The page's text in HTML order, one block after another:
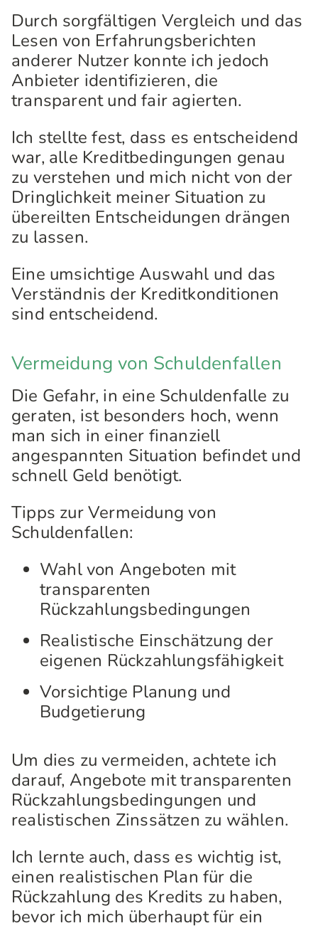
Durch sorgfältigen Vergleich und das
Lesen von Erfahrungsberichten
anderer Nutzer konnte ich jedoch
Anbieter identifizieren, die
transparent und fair agierten.
Ich stellte fest, dass es entscheidend
war, alle Kreditbedingungen genau
zu verstehen und mich nicht von der
Dringlichkeit meiner Situation zu
übereilten Entscheidungen drängen
zu lassen.
Eine umsichtige Auswahl und das
Verständnis der Kreditkonditionen
sind entscheidend.
Vermeidung von Schuldenfallen
Die Gefahr, in eine Schuldenfalle zu
geraten, ist besonders hoch, wenn
man sich in einer finanziell
angespannten Situation befindet und
schnell Geld benötigt.
Tipps zur Vermeidung von
Schuldenfallen:
Wahl von Angeboten mit
transparenten
Rückzahlungsbedingungen
Realistische Einschätzung der
eigenen Rückzahlungsfähigkeit
Vorsichtige Planung und
Budgetierung
Um dies zu vermeiden, achtete ich
darauf, Angebote mit transparenten
Rückzahlungsbedingungen und
realistischen Zinssätzen zu wählen.
Ich lernte auch, dass es wichtig ist,
einen realistischen Plan für die
Rückzahlung des Kredits zu haben,
bevor ich mich überhaupt für ein